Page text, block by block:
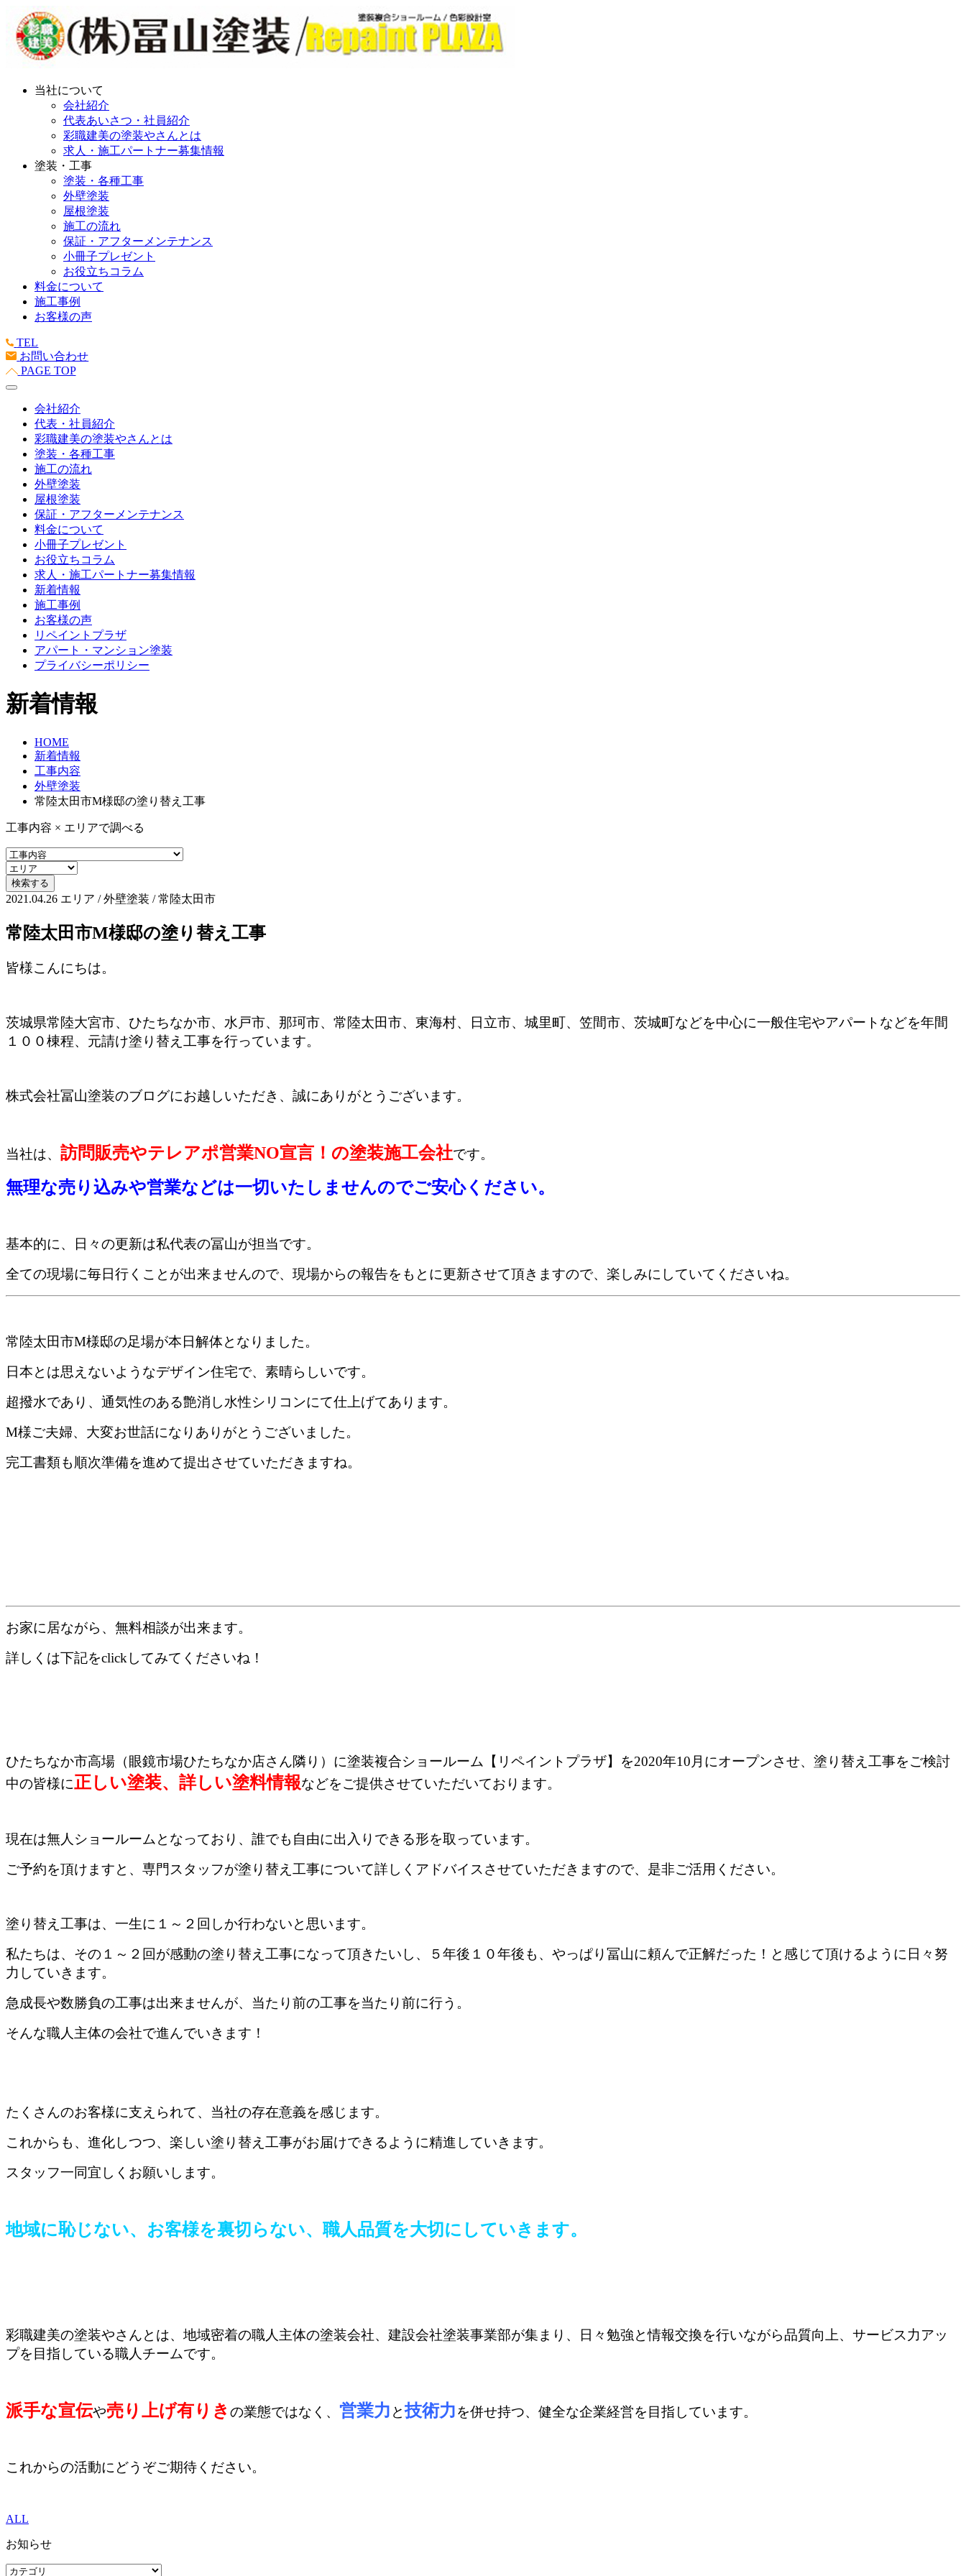
当社について
会社紹介
代表あいさつ・社員紹介
彩職建美の塗装やさんとは
求人・施工パートナー募集情報
塗装・工事
塗装・各種工事
外壁塗装
屋根塗装
施工の流れ
保証・アフターメンテナンス
小冊子プレゼント
お役立ちコラム
料金について
施工事例
お客様の声
TEL
お問い合わせ
PAGE TOP
会社紹介
代表・社員紹介
彩職建美の塗装やさんとは
塗装・各種工事
施工の流れ
外壁塗装
屋根塗装
保証・アフターメンテナンス
料金について
小冊子プレゼント
お役立ちコラム
求人・施工パートナー募集情報
新着情報
施工事例
お客様の声
リペイントプラザ
アパート・マンション塗装
プライバシーポリシー
新着情報
HOME
新着情報
工事内容
外壁塗装
常陸太田市M様邸の塗り替え工事
工事内容 × エリアで調べる
2021.04.26 エリア / 外壁塗装 / 常陸太田市
常陸太田市M様邸の塗り替え工事
皆様こんにちは。
茨城県常陸大宮市、ひたちなか市、水戸市、那珂市、常陸太田市、東海村、日立市、城里町、笠間市、茨城町などを中心に一般住宅やアパートなどを年間
１００棟程、元請け塗り替え工事を行っています。
株式会社冨山塗装のブログにお越しいただき、誠にありがとうございます。
当社は、 訪問販売やテレアポ営業NO宣言！の塗装施工会社です。
無理な売り込みや営業などは一切いたしませんのでご安心ください。
基本的に、日々の更新は私代表の冨山が担当です。
全ての現場に毎日行くことが出来ませんので、現場からの報告をもとに更新させて頂きますので、楽しみにしていてくださいね。
常陸太田市M様邸の足場が本日解体となりました。
日本とは思えないようなデザイン住宅で、素晴らしいです。
超撥水であり、通気性のある艶消し水性シリコンにて仕上げてあります。
M様ご夫婦、大変お世話になりありがとうございました。
完工書類も順次準備を進めて提出させていただきますね。
お家に居ながら、無料相談が出来ます。
詳しくは下記をclickしてみてくださいね！
ひたちなか市高場（眼鏡市場ひたちなか店さん隣り）に塗装複合ショールーム【リペイントプラザ】を2020年10月にオープンさせ、塗り替え工事をご検討
中の皆様に正しい塗装、詳しい塗料情報などをご提供させていただいております。
現在は無人ショールームとなっており、誰でも自由に出入りできる形を取っています。
ご予約を頂けますと、専門スタッフが塗り替え工事について詳しくアドバイスさせていただきますので、是非ご活用ください。
塗り替え工事は、一生に１～２回しか行わないと思います。
私たちは、その１～２回が感動の塗り替え工事になって頂きたいし、５年後１０年後も、やっぱり冨山に頼んで正解だった！と感じて頂けるように日々努
力していきます。
急成長や数勝負の工事は出来ませんが、当たり前の工事を当たり前に行う。
そんな職人主体の会社で進んでいきます！
たくさんのお客様に支えられて、当社の存在意義を感じます。
これからも、進化しつつ、楽しい塗り替え工事がお届けできるように精進していきます。
スタッフ一同宜しくお願いします。
地域に恥じない、お客様を裏切らない、職人品質を大切にしていきます。
彩職建美の塗装やさんとは、地域密着の職人主体の塗装会社、建設会社塗装事業部が集まり、日々勉強と情報交換を行いながら品質向上、サービス力アッ
プを目指している職人チームです。
派手な宣伝や売り上げ有りき の業態ではなく、 営業力 と技術力を併せ持つ、健全な企業経営を目指しています。
これからの活動にどうぞご期待ください。
ALL
お知らせ